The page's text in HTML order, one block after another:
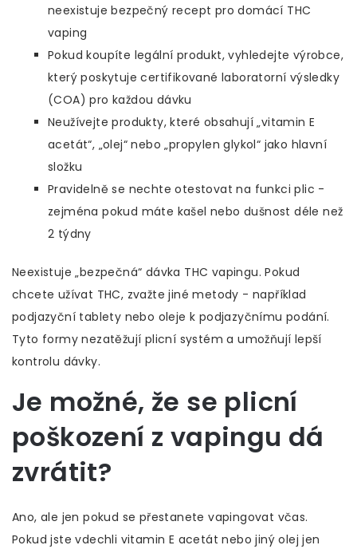
neexistuje bezpečný recept pro domácí THC
vaping
Pokud koupíte legální produkt, vyhledejte výrobce,
který poskytuje certifikované laboratorní výsledky
(COA) pro každou dávku
Neužívejte produkty, které obsahují „vitamin E
acetát“, „olej“ nebo „propylen glykol“ jako hlavní
složku
Pravidelně se nechte otestovat na funkci plic -
zejména pokud máte kašel nebo dušnost déle než
2 týdny
Neexistuje „bezpečná“ dávka THC vapingu. Pokud
chcete užívat THC, zvažte jiné metody - například
podjazyční tablety nebo oleje k podjazyčnímu podání.
Tyto formy nezatěžují plicní systém a umožňují lepší
kontrolu dávky.
Je možné, že se plicní
poškození z vapingu dá
zvrátit?
Ano, ale jen pokud se přestanete vapingovat včas.
Pokud jste vdechli vitamin E acetát nebo jiný olej jen